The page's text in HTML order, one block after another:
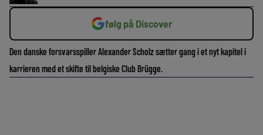
følg på Discover
Den danske forsvarsspiller Alexander Scholz sætter gang i et nyt kapitel i
karrieren med et skifte til belgiske Club Brügge.